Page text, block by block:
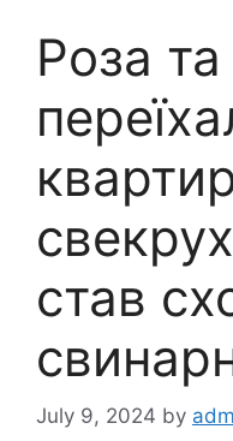
Роза
став
July 9, 2024 by